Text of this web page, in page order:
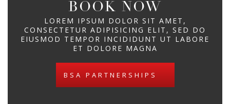
BOOK NOW
LOREM IPSUM DOLOR SIT AMET,
CONSECTETUR ADIPISICING ELIT, SED DO
EIUSMOD TEMPOR INCIDIDUNT UT LABORE
ET DOLORE MAGNA
BSA PARTNERSHIPS